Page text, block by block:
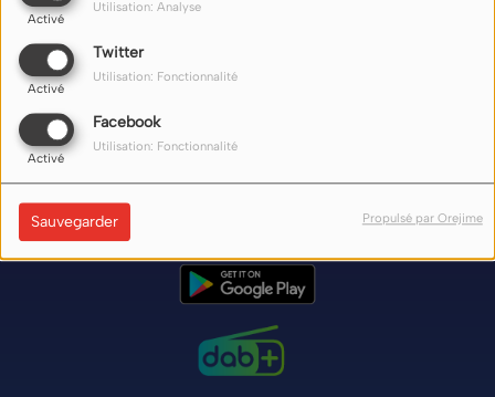
Activé
Utilisation: Analyse
Twitter
Activé
Utilisation: Fonctionnalité
Facebook
Activé
Utilisation: Fonctionnalité
Sauvegarder Propulsé par Orejime
NOUS ÉCOUTER
Nos liens d'écoute (flux) sur internet ici